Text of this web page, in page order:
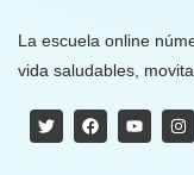
La escuela online
vida saludables,
T
w
i
F
a
c
Y
o
u
I
n
s